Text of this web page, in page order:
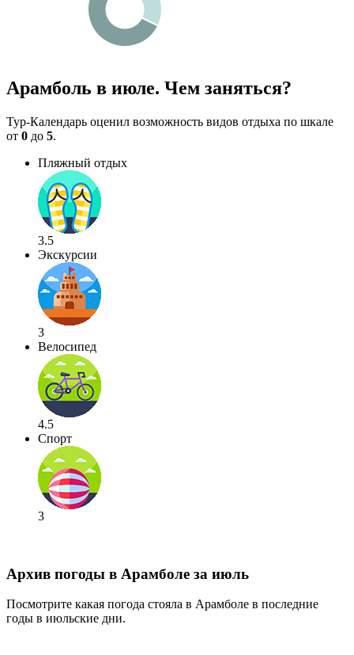
Арамболь в июле. Чем заняться?
Тур-Календарь оценил возможность видов отдыха по шкале
от 0 до 5.
Пляжный отдых
3.5
Экскурсии
3
Велосипед
4.5
Спорт
3
Архив погоды в Арамболе за июль
Посмотрите какая погода стояла в Арамболе в последние
годы в июльские дни.